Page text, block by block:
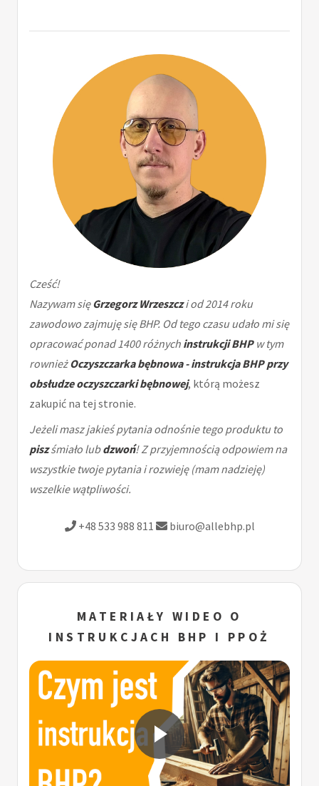
Cześć!
Nazywam sięGrzegorz Wrzeszczi od 2014 roku
zawodowo zajmuję się BHP. Od tego czasu udało mi się
opracować ponad 1400 różnych instrukcji BHPw tym
rownieżOczyszczarka bębnowa - instrukcja BHP przy
obsłudze oczyszczarki bębnowej, którą możesz
zakupić na tej stronie.
Jeżeli masz jakieś pytania odnośnie tego produktu to
piszśmiało lubdzwoń! Z przyjemnością odpowiem na
wszystkie twoje pytania i rozwieję (mam nadzieję)
wszelkie wątpliwości.
+48 533 988 811 biuro@allebhp.pl
MATERIAŁY WIDEO O
INSTRUKCJACH BHP I PPOŻ